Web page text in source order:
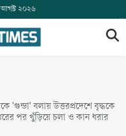
আগস্ট ২০২৬
'গুন্ডা' বলায় উত্তরপ্রদেশে বৃদ্ধকে
পর খুঁড়িয়ে চলা ও কান ধরার